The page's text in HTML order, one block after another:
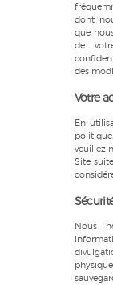
dont
que
de
des
Votre
En
veuillez
Site
Nous